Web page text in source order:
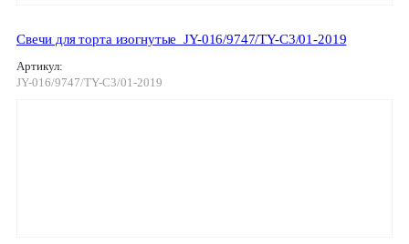
Свечи для торта изогнутые_JY-016/9747/TY-C3/01-2019
Артикул:
JY-016/9747/TY-C3/01-2019